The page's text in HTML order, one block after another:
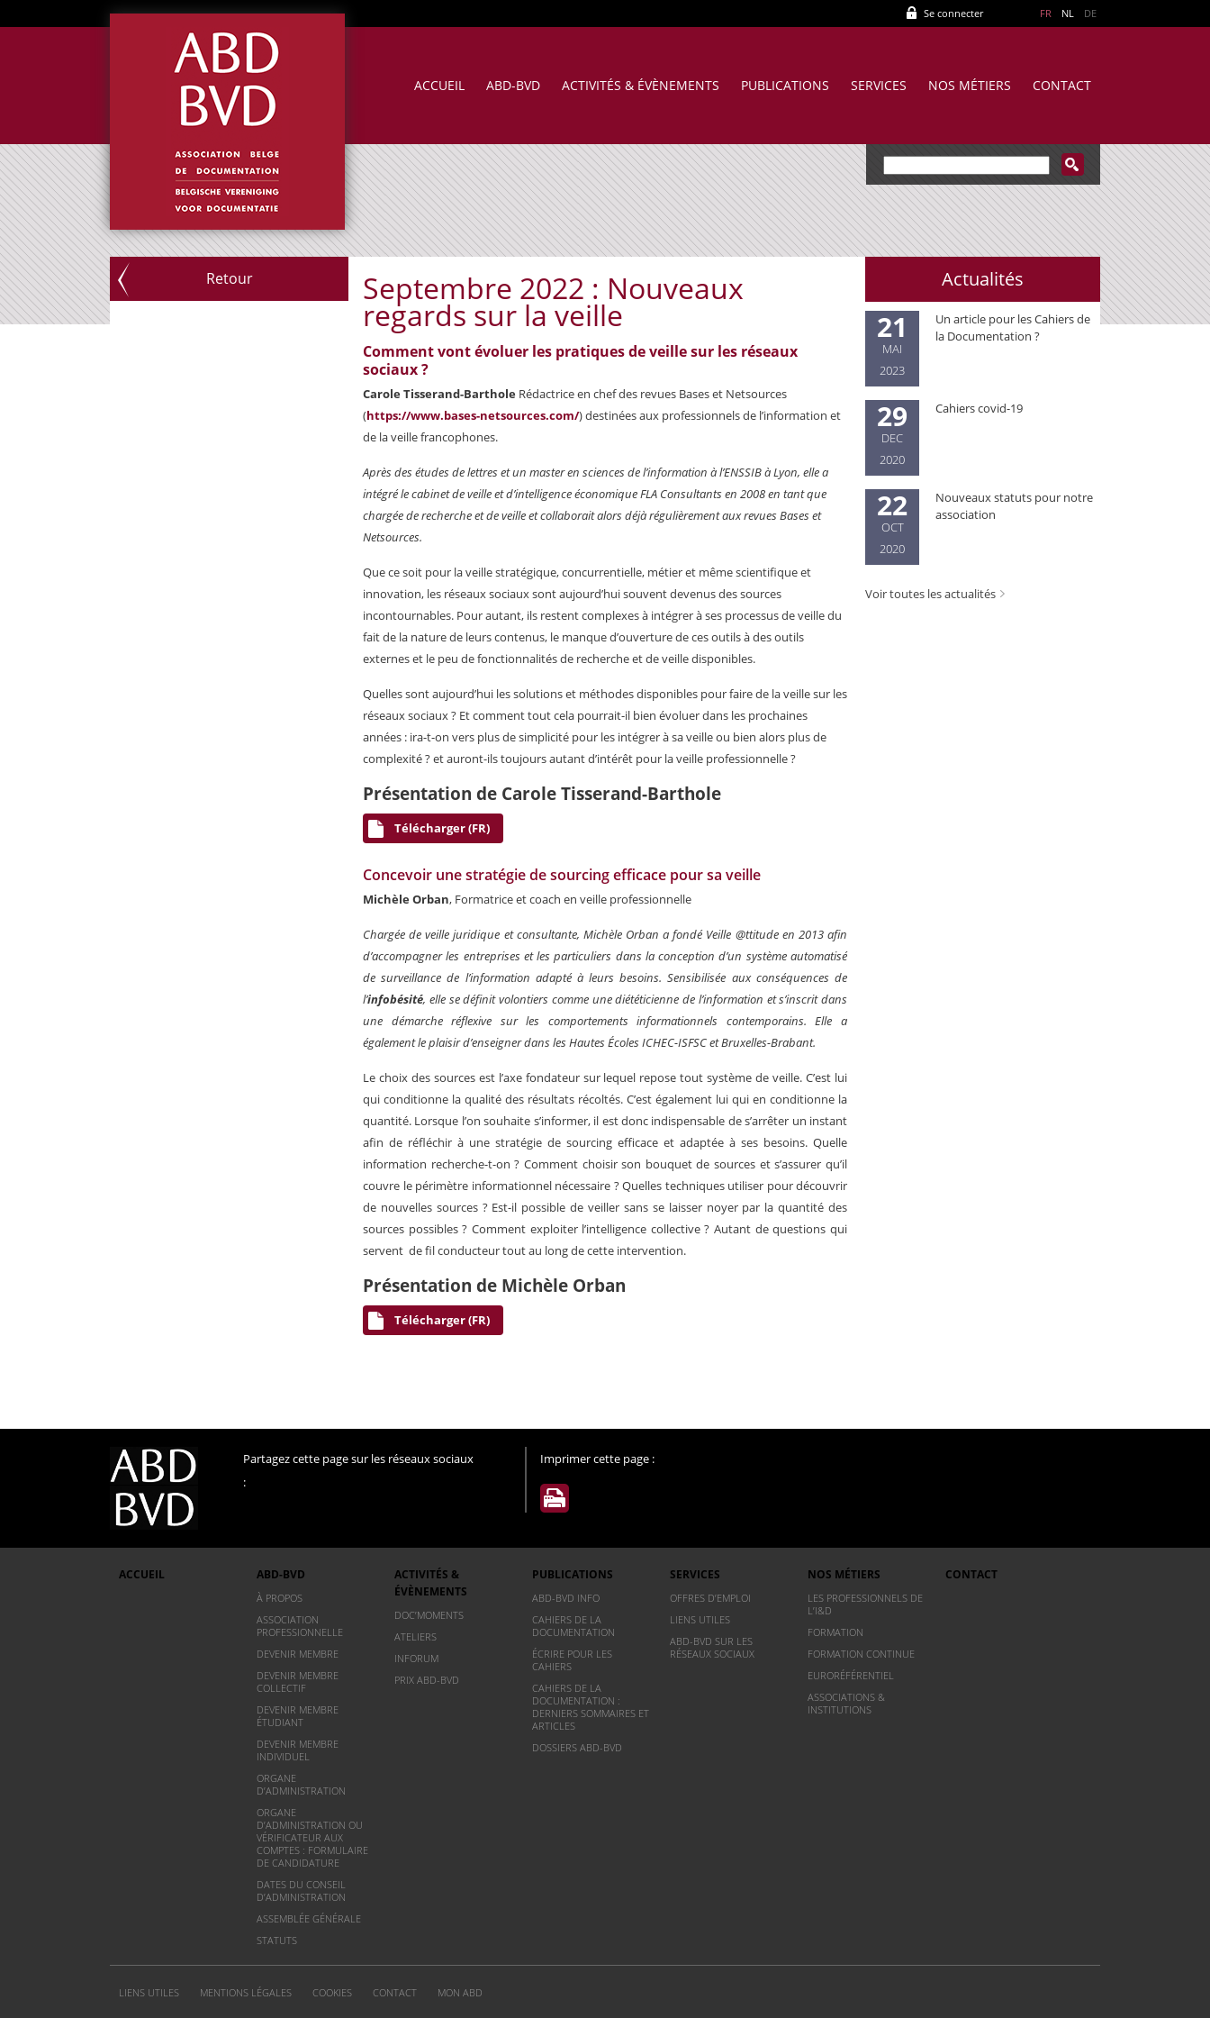
Se connecter FR NL DE
ACCUEIL ABD-BVD ACTIVITÉS & ÉVÈNEMENTS PUBLICATIONS SERVICES NOS MÉTIERS CONTACT
Retour Septembre 2022 : Nouveaux
regards sur la veille
Comment vont évoluer les pratiques de veille sur les réseaux
sociaux ?
Carole Tisserand-Barthole Rédactrice en chef des revues Bases et Netsources
(https://www.bases-netsources.com/) destinées aux professionnels de l’information et
de la veille francophones.
Après des études de lettres et un master en sciences de l’information à l’ENSSIB à Lyon, elle a
intégré le cabinet de veille et d’intelligence économique FLA Consultants en 2008 en tant que
chargée de recherche et de veille et collaborait alors déjà régulièrement aux revues Bases et
Netsources.
Que ce soit pour la veille stratégique, concurrentielle, métier et même scientifique et
innovation, les réseaux sociaux sont aujourd’hui souvent devenus des sources
incontournables. Pour autant, ils restent complexes à intégrer à ses processus de veille du
fait de la nature de leurs contenus, le manque d’ouverture de ces outils à des outils
externes et le peu de fonctionnalités de recherche et de veille disponibles.
Quelles sont aujourd’hui les solutions et méthodes disponibles pour faire de la veille sur les
réseaux sociaux ? Et comment tout cela pourrait-il bien évoluer dans les prochaines
années : ira-t-on vers plus de simplicité pour les intégrer à sa veille ou bien alors plus de
complexité ? et auront-ils toujours autant d’intérêt pour la veille professionnelle ?
Présentation de Carole Tisserand-Barthole
Télécharger (FR)
Concevoir une stratégie de sourcing efficace pour sa veille
Michèle Orban, Formatrice et coach en veille professionnelle
Chargée de veille juridique et consultante, Michèle Orban a fondé Veille @ttitude en 2013 afin
d’accompagner les entreprises et les particuliers dans la conception d’un système automatisé
de surveillance de l’information adapté à leurs besoins. Sensibilisée aux conséquences de
l’infobésité, elle se définit volontiers comme une diététicienne de l’information et s’inscrit dans
une démarche réflexive sur les comportements informationnels contemporains. Elle a
également le plaisir d’enseigner dans les Hautes Écoles ICHEC-ISFSC et Bruxelles-Brabant.
Le choix des sources est l’axe fondateur sur lequel repose tout système de veille. C’est lui
qui conditionne la qualité des résultats récoltés. C’est également lui qui en conditionne la
quantité. Lorsque l’on souhaite s’informer, il est donc indispensable de s’arrêter un instant
afin de réfléchir à une stratégie de sourcing efficace et adaptée à ses besoins. Quelle
information recherche-t-on ? Comment choisir son bouquet de sources et s’assurer qu’il
couvre le périmètre informationnel nécessaire ? Quelles techniques utiliser pour découvrir
de nouvelles sources ? Est-il possible de veiller sans se laisser noyer par la quantité des
sources possibles ? Comment exploiter l’intelligence collective ? Autant de questions qui
servent de fil conducteur tout au long de cette intervention.
Présentation de Michèle Orban
Télécharger (FR)
Actualités
21
MAI
2023
Un article pour les Cahiers de
la Documentation ?
29
DEC
2020
Cahiers covid-19
22
OCT
2020
Nouveaux statuts pour notre
association
Voir toutes les actualités
Partagez cette page sur les réseaux sociaux
:
Imprimer cette page :
ACCUEIL ABD-BVD
À PROPOS
ASSOCIATION
PROFESSIONNELLE
DEVENIR MEMBRE
DEVENIR MEMBRE
COLLECTIF
DEVENIR MEMBRE
ÉTUDIANT
DEVENIR MEMBRE
INDIVIDUEL
ORGANE
D’ADMINISTRATION
ORGANE
D’ADMINISTRATION OU
VÉRIFICATEUR AUX
COMPTES : FORMULAIRE
DE CANDIDATURE
DATES DU CONSEIL
D’ADMINISTRATION
ASSEMBLÉE GÉNÉRALE
STATUTS
ACTIVITÉS &
ÉVÈNEMENTS
DOC’MOMENTS
ATELIERS
INFORUM
PRIX ABD-BVD
PUBLICATIONS
ABD-BVD INFO
CAHIERS DE LA
DOCUMENTATION
ÉCRIRE POUR LES
CAHIERS
CAHIERS DE LA
DOCUMENTATION :
DERNIERS SOMMAIRES ET
ARTICLES
DOSSIERS ABD-BVD
SERVICES
OFFRES D’EMPLOI
LIENS UTILES
ABD-BVD SUR LES
RÉSEAUX SOCIAUX
NOS MÉTIERS
LES PROFESSIONNELS DE
L’I&D
FORMATION
FORMATION CONTINUE
EURORÉFÉRENTIEL
ASSOCIATIONS &
INSTITUTIONS
CONTACT
LIENS UTILES MENTIONS LÉGALES COOKIES CONTACT MON ABD